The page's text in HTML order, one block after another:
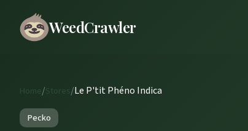
WeedCrawler
Home/Stores/Le P'tit Phéno Indica
Pecko